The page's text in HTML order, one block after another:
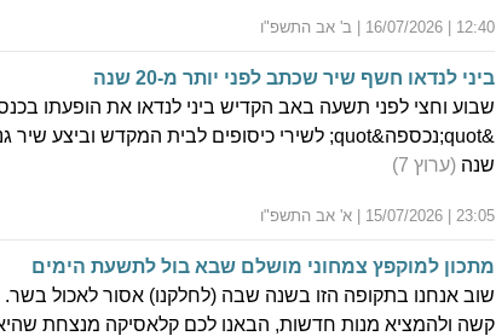
12:40 | 16/07/2026 | ב' אב התשפ"ו
ביני לנדאו חשף שיר שכתב לפני יותר מ-20 שנה
שבוע וחצי לפני תשעה באב הקדיש ביני לנדאו את הופעתו
שנה (ערוץ 7)
23:05 | 15/07/2026 | א' אב התשפ"ו
מתכון למוקפץ צמחוני מושלם שבא בול לתשעת הימים
שוב אנחנו בתקופה הזו בשנה שבה (לחלקנו) אסור לאכול
קשה ולהמציא מנות חדשות, הבאנו לכם קלאסיקה מנצחת